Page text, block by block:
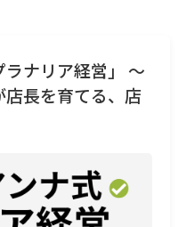
ナリア経営」 ～
長を育てる、店